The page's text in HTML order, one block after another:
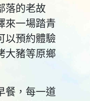
落的老故
來一場踏青
以預約體驗
大豬等原鄉
餐，每一道